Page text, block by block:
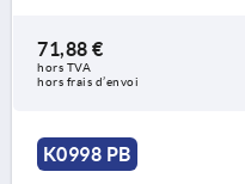
71,88 €
hors TVA
hors frais d’envoi
K0998 PB